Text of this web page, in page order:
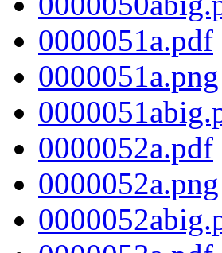
0000051a.pdf
0000051a.png
0000052a.pdf
0000052a.png